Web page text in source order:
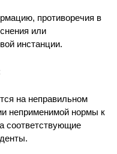
противоречия в
или
инстанции.
на неправильном
неприменимой нормы к
соответствующие